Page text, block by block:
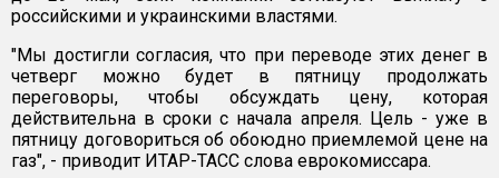
российскими и украинскими властями.
"Мы достигли согласия, что при переводе этих денег в
четверг можно будет в пятницу продолжать
переговоры, чтобы обсуждать цену, которая
действительна в сроки с начала апреля. Цель - уже в
пятницу договориться об обоюдно приемлемой цене на
газ", - приводит ИТАР-ТАСС слова еврокомиссара.